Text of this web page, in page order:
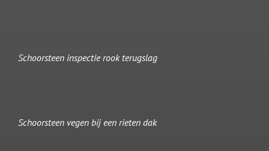
Schoorsteen inspectie rook terugslag
Schoorsteen vegen bij een rieten dak